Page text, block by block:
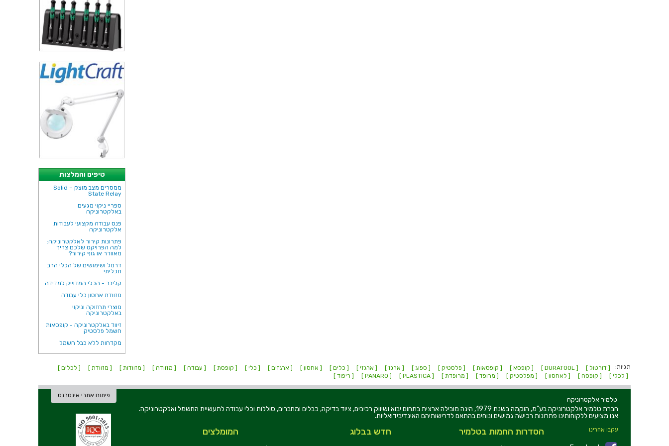
טיפים והמלצות
ממסרים מצב מוצק – Solid
State Relay
ספריי ניקוי מגעים
באלקטרוניקה
פנס עבודה מקצועי לעבודות
אלקטרוניקה
פתרונות קירור לאלקטרוניקה:
למה הפרויקט שלכם צריך
מאוורר או גוף קירור?
דרמל ושימושים של הכלי הרב
תכליתי
קליבר - הכלי המדוייק למדידה
מזוודת אחסון כלי עבודה
מוצרי תחזוקה וניקוי
באלקטרוניקה
זיווד באלקטרוניקה - קופסאות
חשמל פלסטיק
מקדחות ללא כבל חשמל
תגיות: [ דורטול ] [ DURATOOL ] [ קופסא ] [ קופסאות ] [ פלסטיק ] [ ספוג ] [ ארגז ] [ ארגזי ] [ כלים ] [ אחסון ] [ ארגזים ] [ כלי ] [ קופסת ] [ עבודה ] [ מזוודה ] [ מזוודות ] [ מזוודת ]
[ לכלים ]
[ לכלי ]
[ קופסה ] [ לאחסון ] [ מפלסטיק ] [ מרופד ] [ מרופדת ] [ PLASTICA ]
[ PANARO ] [ ריפוד ]
פיתוח אתרי אינטרנט
טלמיר אלקטרוניקה
חברת טלמיר אלקטרוניקה בע"מ, הוקמה בשנת 1979, הינה מובילה ארצית בתחום יבוא ושיווק רכיבים, ציוד בדיקה, כבלים ומחברים, סוללות וכלי עבודה לתעשיית החשמל ואלקטרוניקה.
אנו מציעים ללקוחותינו פתרונות רכישה גמישים ונוחים בהתאם לדרישותיהם האינדיבידואליות.
עקבו אחרינו המומלצים חדש בבלוג הסדרות החמות בטלמיר